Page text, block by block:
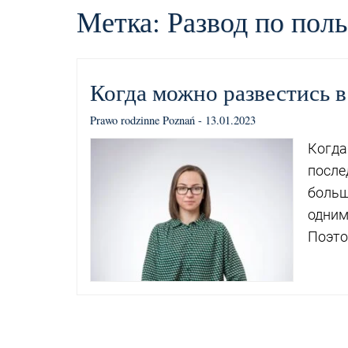
Метка: Развод по
Когда можно развестись
Prawo rodzinne Poznań - 13.01.2023